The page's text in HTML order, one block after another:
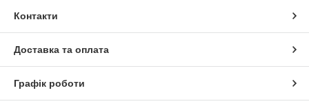
Контакти
Доставка та оплата
Графік роботи